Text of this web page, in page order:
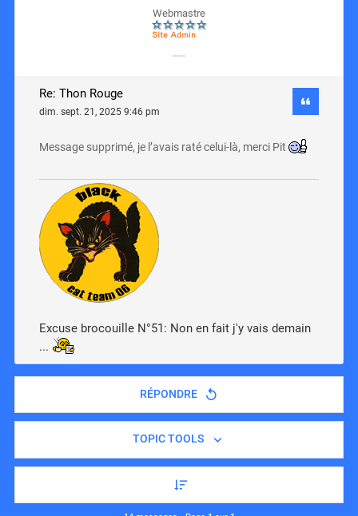
Webmastre
Re: Thon Rouge
dim. sept. 21, 2025 9:46 pm
Message supprimé, je l’avais raté celui-là, merci Pit
Excuse brocouille N°51: Non en fait j'y vais demain
...
RÉPONDRE
TOPIC TOOLS